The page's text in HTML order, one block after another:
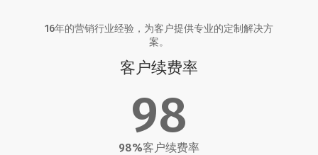
16年的营销行业经验，为客户提供专业的定制解决方
案。
客户续费率
98
98%客户续费率